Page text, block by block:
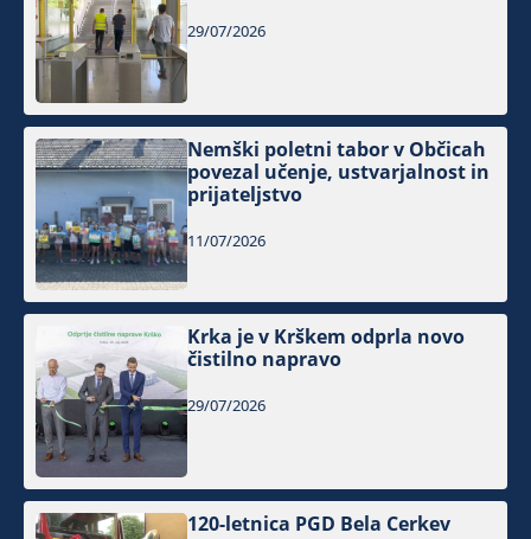
29/07/2026
Nemški poletni tabor v Občicah
povezal učenje, ustvarjalnost in
prijateljstvo
11/07/2026
Krka je v Krškem odprla novo
čistilno napravo
29/07/2026
120-letnica PGD Bela Cerkev